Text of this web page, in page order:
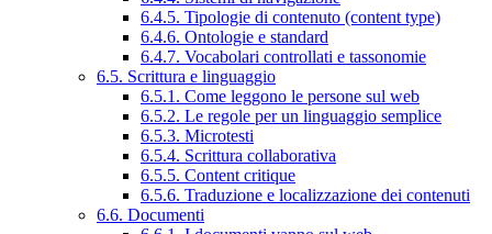
6.4.5. Tipologie di contenuto (content type)
6.4.6. Ontologie e standard
6.4.7. Vocabolari controllati e tassonomie
6.5. Scrittura e linguaggio
6.5.1. Come leggono le persone sul web
6.5.2. Le regole per un linguaggio semplice
6.5.3. Microtesti
6.5.4. Scrittura collaborativa
6.5.5. Content critique
6.5.6. Traduzione e localizzazione dei contenuti
6.6. Documenti